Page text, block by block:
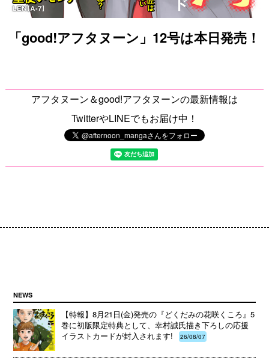
「good!アフタヌーン」12号は本日発売！
アフタヌーン＆good!アフタヌーンの最新情報は
TwitterやLINEでもお届け中！
NEWS
【特報】8月21日(金)発売の『どくだみの花咲くころ』5
巻に初版限定特典として、幸村誠氏描き下ろしの応援
イラストカードが封入されます!
26/08/07